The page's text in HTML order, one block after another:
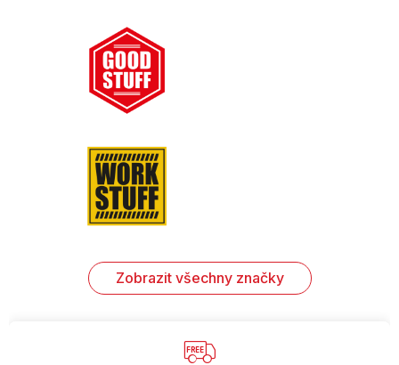
Zobrazit všechny značky